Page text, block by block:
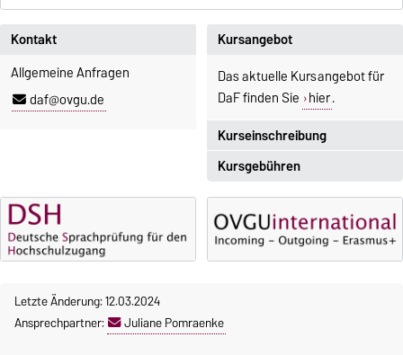
Kontakt
Allgemeine Anfragen
daf@ovgu.de
Kurseinschreibung
Einschreibezeitraum:
5. Oktober 2026, 9.00 Uhr bis
23. Oktober 2026, 18 Uhr
Moodle
OVGU-Account
Oktober 2026.
Kursteilnahme nur nach
Kursangebot
Das aktuelle Kursangebot für
DaF finden Sie hier.
Kursgebühren
Sprachkurse sind i. d. R.
gebührenpflichtig.
Gebühren
curricularer Sprachausbildung
Letzte Änderung: 12.03.2024
Ansprechpartner:
Juliane Pomraenke